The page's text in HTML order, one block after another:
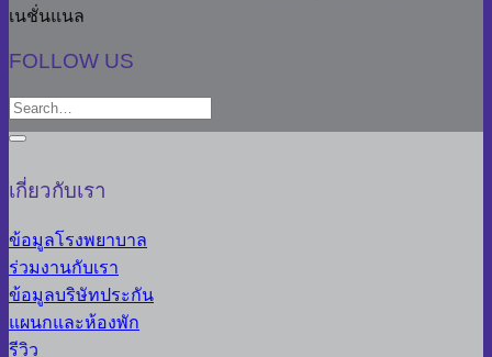
เนชั่นแนล
FOLLOW US
เกี่ยวกับเรา
ข้อมูลโรงพยาบาล
ร่วมงานกับเรา
ข้อมูลบริษัทประกัน
แผนกและห้องพัก
รีวิว